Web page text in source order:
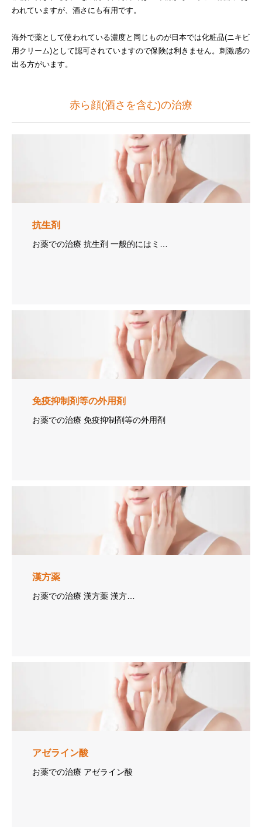
われていますが、酒さにも有用です。
海外で薬として使われている濃度と同じものが日本では化粧品(ニキビ
用クリーム)として認可されていますので保険は利きません。刺激感の
出る方がいます。
赤ら顔(酒さを含む)の治療
抗生剤
お薬での治療 抗生剤 一般的にはミ…
免疫抑制剤等の外用剤
お薬での治療 免疫抑制剤等の外用剤
漢方薬
お薬での治療 漢方薬 漢方…
アゼライン酸
お薬での治療 アゼライン酸